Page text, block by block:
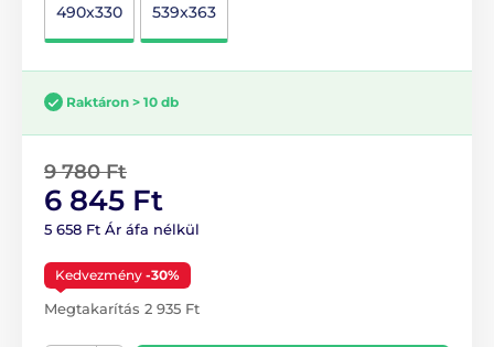
490x330 539x363
Raktáron > 10 db
9 780 Ft
6 845 Ft
5 658 Ft Ár áfa nélkül
Kedvezmény -30%
Megtakarítás 2 935 Ft